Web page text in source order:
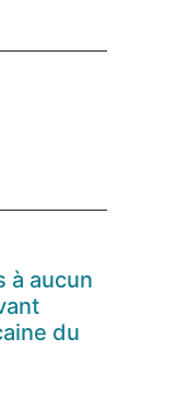
à aucun
du